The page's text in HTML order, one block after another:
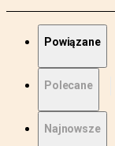
Powiązane
Polecane
Najnowsze